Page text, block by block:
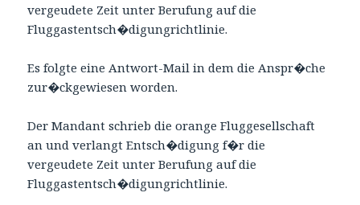
vergeudete Zeit unter Berufung auf die
Fluggastentsch�digungrichtlinie.
Es folgte eine Antwort-Mail in dem die Anspr�che
zur�ckgewiesen worden.
Der Mandant schrieb die orange Fluggesellschaft
an und verlangt Entsch�digung f�r die
vergeudete Zeit unter Berufung auf die
Fluggastentsch�digungrichtlinie.